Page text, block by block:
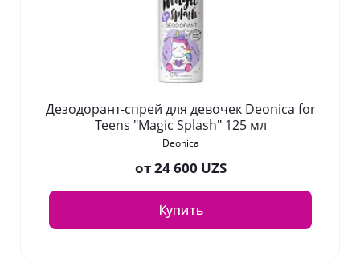
Дезодорант-спрей для девочек Deonica for
Teens "Magic Splash" 125 мл
Deonica
от24 600 UZS
Купить